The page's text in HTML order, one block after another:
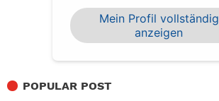
Mein Profil vollständig
anzeigen
POPULAR POST